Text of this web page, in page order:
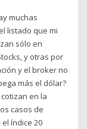
muchas
listado que mi
sólo en
y otras por
y el broker no
más el dólar?
en la
casos de
índice 20